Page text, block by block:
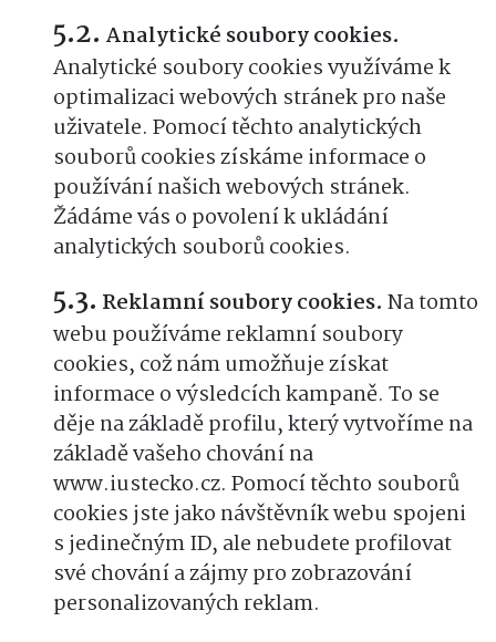
Analytické soubory cookies.
Analytické soubory cookies využíváme k
optimalizaci webových stránek pro naše
uživatele. Pomocí těchto analytických
souborů cookies získáme informace o
používání našich webových stránek.
Žádáme vás o povolení k ukládání
analytických souborů cookies.
Reklamní soubory cookies. Na tomto
webu používáme reklamní soubory
cookies, což nám umožňuje získat
informace o výsledcích kampaně. To se
děje na základě profilu, který vytvoříme na
základě vašeho chování na
www.iustecko.cz. Pomocí těchto souborů
cookies jste jako návštěvník webu spojeni
s jedinečným ID, ale nebudete profilovat
své chování a zájmy pro zobrazování
personalizovaných reklam.